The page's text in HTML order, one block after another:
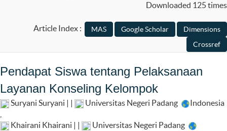
Downloaded 125 times
Article Index :
Pendapat Siswa tentang Pelaksanaan
Layanan Konseling Kelompok
Suryani Suryani | | Universitas Negeri Padang
Indonesia
Khairani Khairani | |
Universitas Negeri Padang